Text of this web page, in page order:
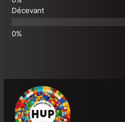
Décevant